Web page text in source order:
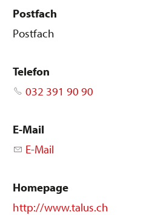
Postfach
Postfach
Telefon
032 391 90 90
E-Mail
E-Mail
Homepage
http://www.talus.ch